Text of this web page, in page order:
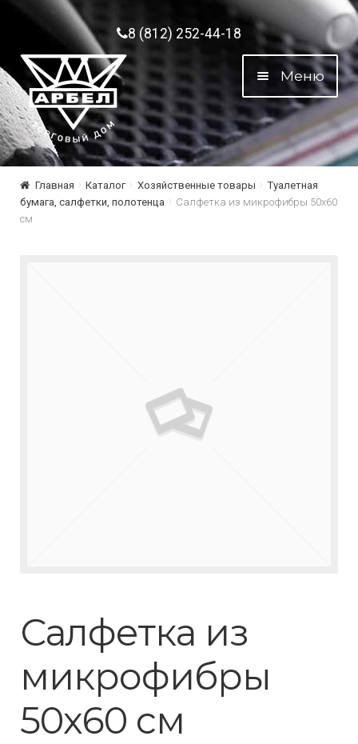
Перейти к навигации
Перейти к содержимому8 (812) 252-44-18
Меню
Главная Каталог Хозяйственные товары
Туалетная
бумага, салфетки, полотенца
Салфетка из микрофибры 50х60
см
Салфетка из
микрофибры
50х60 см